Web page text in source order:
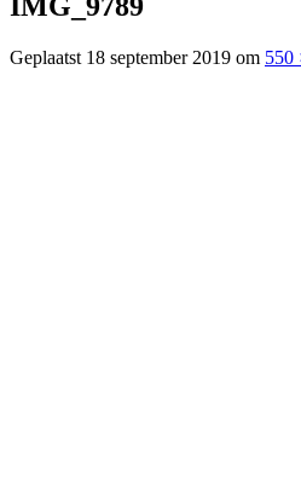
Geplaatst 18 september 2019 om 550